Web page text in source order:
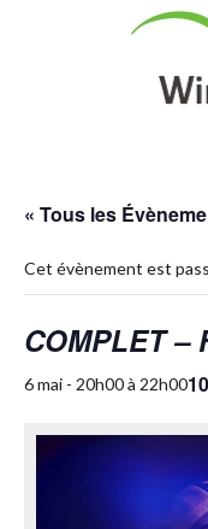
« Tous les
Cet évènement est
COMPLET –
6 mai - 20h00à 22h00